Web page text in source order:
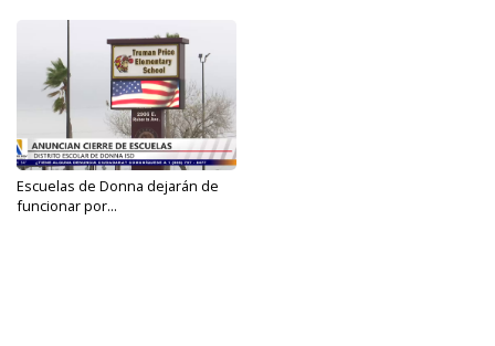
Escuelas de Donna dejarán de
funcionar por...